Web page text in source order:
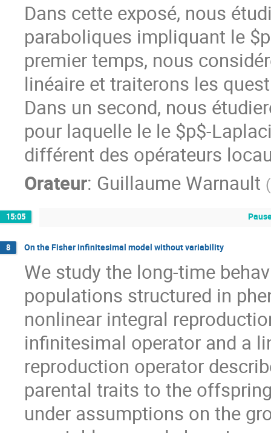
Dans cette exposé, nous
paraboliques impliquant le
premier temps, nous
linéaire et traiterons les
Dans un second, nous
pour laquelle le le $p$-
différent des opérateurs
Orateur: Guillaume Warnault (
15:05
8 On the Fisher infinitesimal model without variability
We study the long-time
populations structured in
nonlinear integral
infinitesimal operator and a
reproduction operator
parental traits to the
under assumptions on the